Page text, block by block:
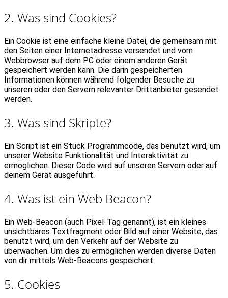
2. Was sind Cookies?
Ein Cookie ist eine einfache kleine Datei, die gemeinsam mit
den Seiten einer Internetadresse versendet und vom
Webbrowser auf dem PC oder einem anderen Gerät
gespeichert werden kann. Die darin gespeicherten
Informationen können während folgender Besuche zu
unseren oder den Servern relevanter Drittanbieter gesendet
werden.
3. Was sind Skripte?
Ein Script ist ein Stück Programmcode, das benutzt wird, um
unserer Website Funktionalität und Interaktivität zu
ermöglichen. Dieser Code wird auf unseren Servern oder auf
deinem Gerät ausgeführt.
4. Was ist ein Web Beacon?
Ein Web-Beacon (auch Pixel-Tag genannt), ist ein kleines
unsichtbares Textfragment oder Bild auf einer Website, das
benutzt wird, um den Verkehr auf der Website zu
überwachen. Um dies zu ermöglichen werden diverse Daten
von dir mittels Web-Beacons gespeichert.
5. Cookies